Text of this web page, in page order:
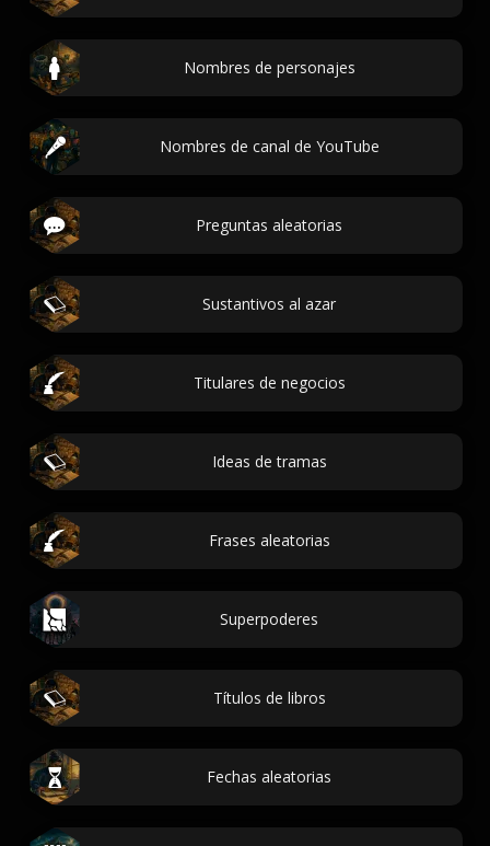
Nombres de personajes
Nombres de canal de YouTube
Preguntas aleatorias
Sustantivos al azar
Titulares de negocios
Ideas de tramas
Frases aleatorias
Superpoderes
Títulos de libros
Fechas aleatorias